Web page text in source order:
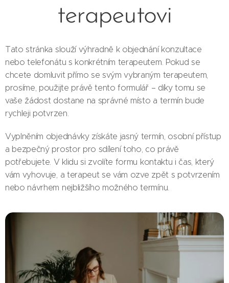
terapeutovi
Tato stránka slouží výhradně k objednání konzultace
nebo telefonátu s konkrétním terapeutem. Pokud se
chcete domluvit přímo se svým vybraným terapeutem,
prosíme, použijte právě tento formulář – díky tomu se
vaše žádost dostane na správné místo a termín bude
rychleji potvrzen.
Vyplněním objednávky získáte jasný termín, osobní přístup
a bezpečný prostor pro sdílení toho, co právě
potřebujete. V klidu si zvolíte formu kontaktu i čas, který
vám vyhovuje, a terapeut se vám ozve zpět s potvrzením
nebo návrhem nejbližšího možného termínu.